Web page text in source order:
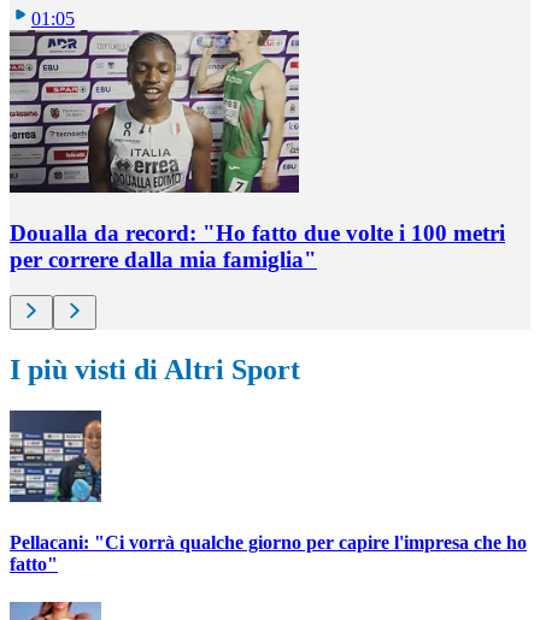
01:05
Doualla da record: "Ho fatto due volte i 100 metri
per correre dalla mia famiglia"
I più visti di Altri Sport
Pellacani: "Ci vorrà qualche giorno per capire l'impresa che ho
fatto"